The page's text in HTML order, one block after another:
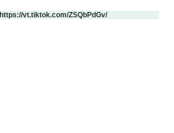
https://vt.tiktok.com/ZSQbPdGv/